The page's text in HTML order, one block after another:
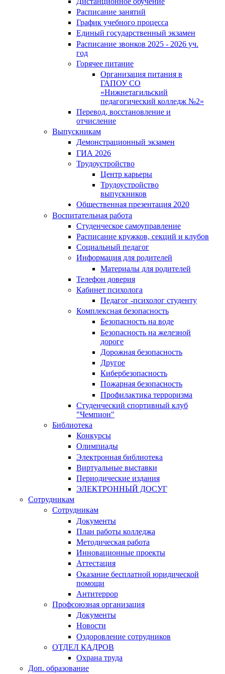
Расписание занятий
График учебного процесса
Единый государственный экзамен
Расписание звонков 2025 - 2026 уч.
год
Горячее питание
Организация питания в
ГАПОУ СО
«Нижнетагильский
педагогический колледж №2»
Перевод, восстановление и
отчисление
Выпускникам
Демонстрационный экзамен
ГИА 2026
Трудоустройство
Центр карьеры
Трудоустройство
выпускников
Общественная презентация 2020
Воспитательная работа
Студенческое самоуправление
Расписание кружков, секций и клубов
Социальный педагог
Информация для родителей
Материалы для родителей
Телефон доверия
Кабинет психолога
Педагог -психолог студенту
Комплексная безопасность
Безопасность на воде
Безопасность на железной
дороге
Дорожная безопасность
Другое
Кибербезопасность
Пожарная безопасность
Профилактика терроризма
Студенческий спортивный клуб
"Чемпион"
Библиотека
Конкурсы
Олимпиады
Электронная библиотека
Виртуальные выставки
Периодические издания
ЭЛЕКТРОННЫЙ ДОСУГ
Сотрудникам
Сотрудникам
Документы
План работы колледжа
Методическая работа
Инновационные проекты
Аттестация
Оказание бесплатной юридической
помощи
Антитеррор
Профсоюзная организация
Документы
Новости
Оздоровление сотрудников
ОТДЕЛ КАДРОВ
Охрана труда
Доп. образование